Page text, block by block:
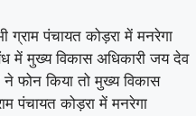
पंचायत कोड़रा में मनरेगा
में मुख्य विकास अधिकारी जय देव
ने फोन किया तो मुख्य विकास
पंचायत कोड़रा में मनरेगा